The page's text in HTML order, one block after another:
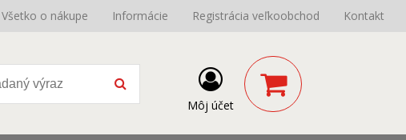
Všetko o nákupe Informácie Registrácia veľkoobchod Kontakt
Môj účet